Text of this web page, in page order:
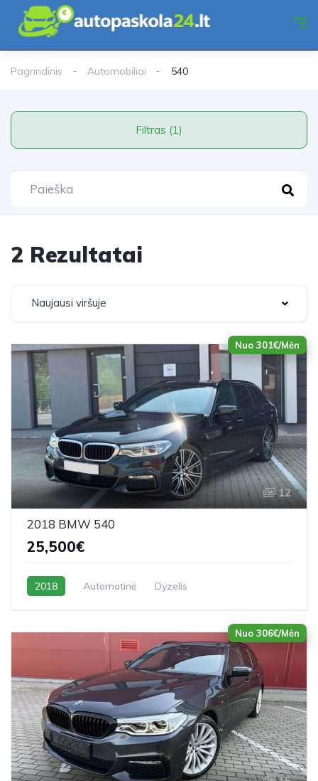
Pagrindinis Automobiliai 540
Filtras (1)
2 Rezultatai
Naujausi viršuje
Nuo 301€/Mėn
12
2018 BMW 540
25,500€
2018 Automatinė Dyzelis
Nuo 306€/Mėn